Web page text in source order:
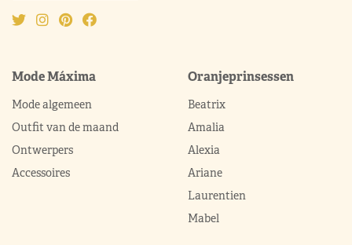
Mode Máxima
Mode algemeen
Outfit van de maand
Ontwerpers
Accessoires
Oranjeprinsessen
Beatrix
Amalia
Alexia
Ariane
Laurentien
Mabel